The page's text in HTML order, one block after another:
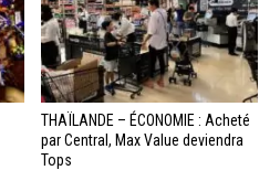
THAÏLANDE – ÉCONOMIE : Acheté
par Central, Max Value deviendra
Tops